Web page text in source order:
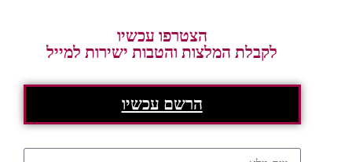
הצטרפו עכשיו
לקבלת המלצות והטבות ישירות למייל
הרשם עכשיו